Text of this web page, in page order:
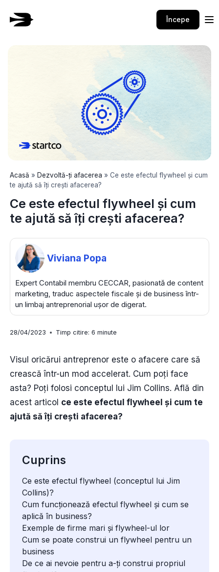
content
Începe
Acasă » Dezvoltă-ți afacerea » Ce este efectul flywheel și cum
te ajută să îți crești afacerea?
Ce este efectul flywheel și cum
te ajută să îți crești afacerea?
Viviana Popa
Expert Contabil membru CECCAR, pasionată de content
marketing, traduc aspectele fiscale și de business într-
un limbaj antreprenorial ușor de digerat.
28/04/2023 Timp citire: 6 minute
Visul oricărui antreprenor este o afacere care să
crească într-un mod accelerat. Cum poți face
asta? Poți folosi conceptul lui Jim Collins. Află din
acest articol ce este efectul flywheel și cum te
ajută să îți crești afacerea?
Cuprins
Ce este efectul flywheel (conceptul lui Jim
Collins)?
Cum funcționează efectul flywheel și cum se
aplică în business?
Exemple de firme mari și flywheel-ul lor
Cum se poate construi un flywheel pentru un
business
De ce ai nevoie pentru a-ți construi propriul